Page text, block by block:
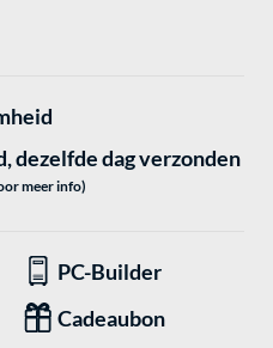
dezelfde dag verzonden
meer info)
PC-Builder
Cadeaubon